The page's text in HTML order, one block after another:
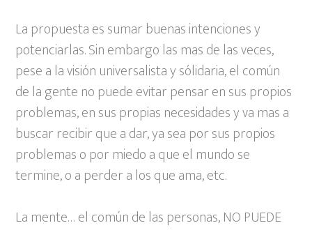
La propuesta es sumar buenas intenciones y
potenciarlas. Sin embargo las mas de las veces,
pese a la visión universalista y sólidaria, el común
de la gente no puede evitar pensar en sus propios
problemas, en sus propias necesidades y va mas a
buscar recibir que a dar, ya sea por sus propios
problemas o por miedo a que el mundo se
termine, o a perder a los que ama, etc.
La mente… el común de las personas, NO PUEDE